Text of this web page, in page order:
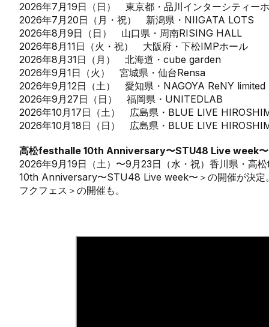
2026年7月19日（日） 東京都・品川インターシティー
2026年7月20日（月・祝） 新潟県・NIIGATA LOTS
2026年8月9日（日） 山口県・周南RISING HALL
2026年8月11日（火・祝） 大阪府・下松IMPホール
2026年8月31日（月） 北海道・cube garden
2026年9月1日（火） 宮城県・仙台Rensa
2026年9月12日（土） 愛知県・NAGOYA ReNY limited
2026年9月27日（日） 福岡県・UNITEDLAB
2026年10月17日（土） 広島県・BLUE LIVE
2026年10月18日（日） 広島県・BLUE LIVE
高松festhalle 10th Anniversary〜STU48 Live week〜
2026年9月19日（土）〜9月23日（水・祝）香川県・高
10th Anniversary〜STU48 Live week〜＞の開催が決定
フクフェス＞の開催も。